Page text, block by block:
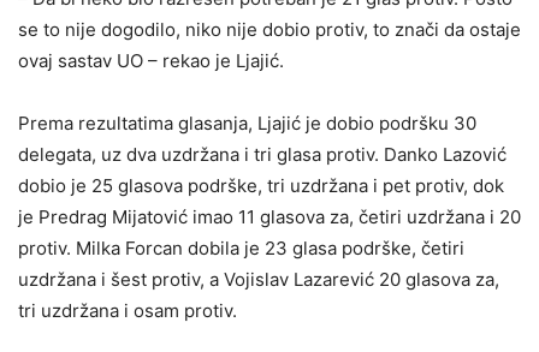
se to nije dogodilo, niko nije dobio protiv, to znači da ostaje
ovaj sastav UO – rekao je Ljajić.
Prema rezultatima glasanja, Ljajić je dobio podršku 30
delegata, uz dva uzdržana i tri glasa protiv. Danko Lazović
dobio je 25 glasova podrške, tri uzdržana i pet protiv, dok
je Predrag Mijatović imao 11 glasova za, četiri uzdržana i 20
protiv. Milka Forcan dobila je 23 glasa podrške, četiri
uzdržana i šest protiv, a Vojislav Lazarević 20 glasova za,
tri uzdržana i osam protiv.